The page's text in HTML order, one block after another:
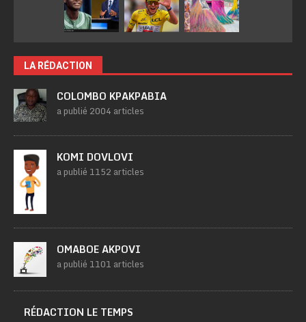
LA RÉDACTION
COLOMBO KPAKPABIA
a publié 2004 articles
KOMI DOVLOVI
a publié 1152 articles
OMABOE AKPOVI
a publié 1101 articles
RÉDACTION LE TEMPS